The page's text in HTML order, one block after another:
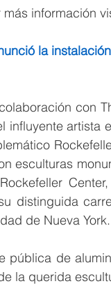
más información
la
con
influyente artista
esculturas
distinguida
de Nueva York.
pública de
la querida